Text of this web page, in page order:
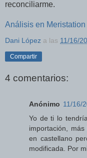
reconciliarme.
Análisis en Meristation
Dani López a las 11/16/
Compartir
4 comentarios:
Anónimo 11/16/
Yo de ti lo
importación,
en castellano
modificada. Por